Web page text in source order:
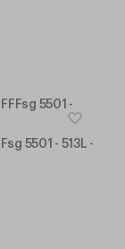
5501 - 513L -